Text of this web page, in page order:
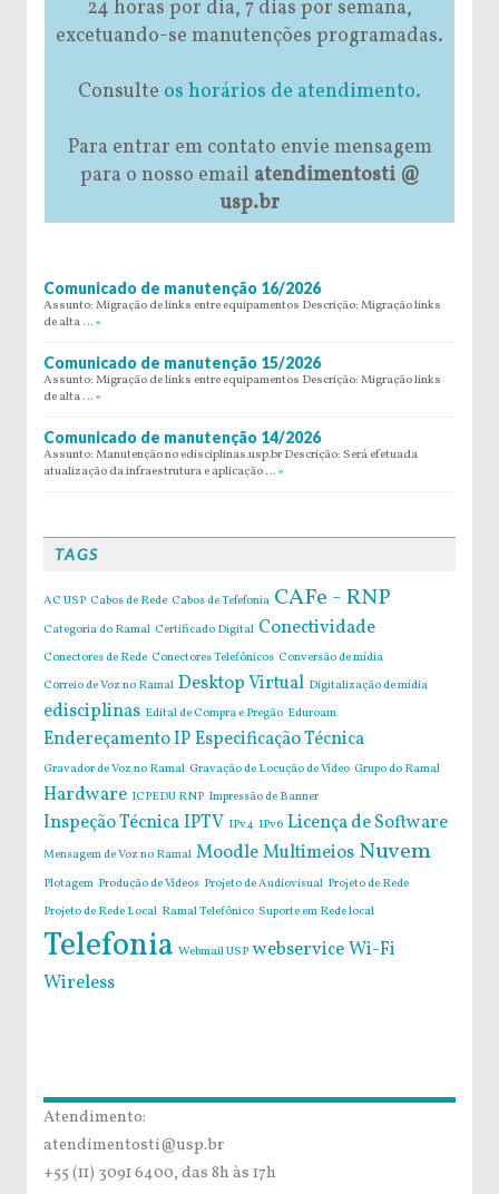
24 horas por dia, 7 dias por semana,
excetuando-se manutenções programadas.
Consulte os horários de atendimento.
Para entrar em contato envie mensagem
para o nosso email atendimentosti @
usp.br
Comunicado de manutenção 16/2026
Assunto: Migração de links entre equipamentos Descrição: Migração links
de alta … »
Comunicado de manutenção 15/2026
Assunto: Migração de links entre equipamentos Descrição: Migração links
de alta … »
Comunicado de manutenção 14/2026
Assunto: Manutenção no edisciplinas.usp.br Descrição: Será efetuada
atualização da infraestrutura e aplicação … »
TAGS
AC USP Cabos de Rede Cabos de Tefefonia CAFe - RNP
Categoria do Ramal Certificado Digital Conectividade
Conectores de Rede Conectores Telefônicos Conversão de mídia
Correio de Voz no Ramal Desktop Virtual Digitalização de mídia
edisciplinas Edital de Compra e Pregão Eduroam
Endereçamento IPEspecificação Técnica
Gravador de Voz no Ramal Gravação de Locução de Vídeo Grupo do Ramal
Hardware ICPEDU RNP Impressão de Banner
Inspeção TécnicaIPTV IPv4 IPv6 Licença de Software
Mensagem de Voz no Ramal MoodleMultimeios Nuvem
Plotagem Produção de Vídeos Projeto de Audiovisual Projeto de Rede
Projeto de Rede Local Ramal Telefônico Suporte em Rede local
Telefonia Webmail USP webserviceWi-Fi
Wireless
Atendimento:
atendimentosti@usp.br
+55 (11) 3091 6400, das 8h às 17h